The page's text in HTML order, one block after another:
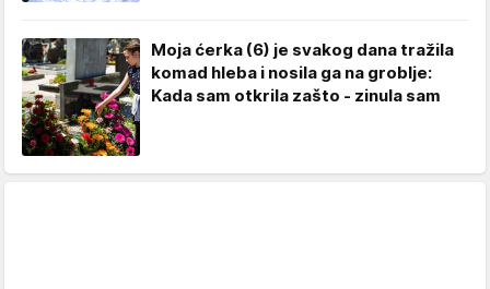
Moja ćerka (6) je svakog dana tražila
komad hleba i nosila ga na groblje:
Kada sam otkrila zašto - zinula sam